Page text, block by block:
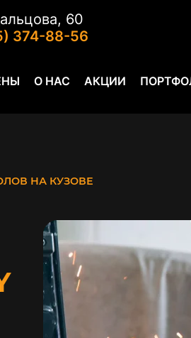
60
374-88-56
О НАС АКЦИИ
НА КУЗОВЕ